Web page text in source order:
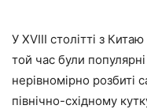
У XVIII столітті з
той час були
нерівномірно
північно-східному